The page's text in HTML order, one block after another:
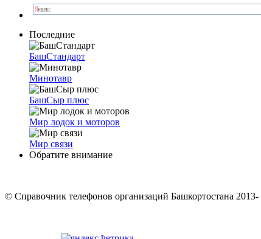
Последние
БашСтандарт
Минотавр
БашСыр плюс
Мир лодок и моторов
Мир связи
Обратите внимание
© Cправочник телефонов организаций Башкортостана